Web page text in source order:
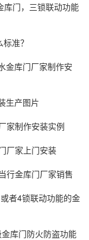
库门，三锁联动功能
准？
金库门厂家制作安
生产图片
家制作安装实例
厂家上门安装
行金库门厂家销售
者4锁联动功能的金
库门防火防盗功能